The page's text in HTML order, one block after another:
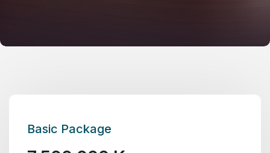
Basic Package